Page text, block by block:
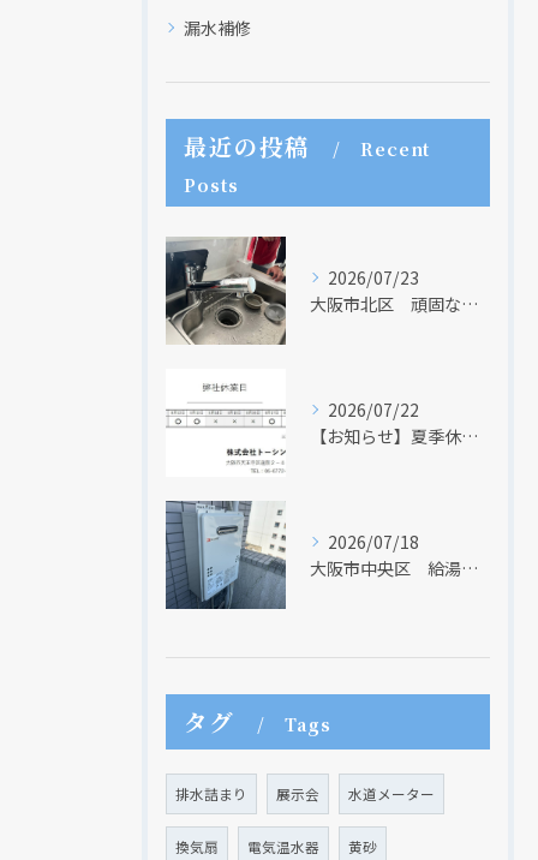
漏水補修
最近の投稿
Recent
Posts
2026/07/23
大阪市北区 頑固な水アカはなかなか取れない・・・
2026/07/22
【お知らせ】夏季休業日のお知らせ【２０２６年】
2026/07/18
大阪市中央区 給湯器のリモコンが無くても、リモコンを設置する方法はあります
タグ Tags
排水詰まり 展示会 水道メーター
換気扇 電気温水器 黄砂
クリックでチラシのページにジャンプします
クリックでチラシのページにジャンプします